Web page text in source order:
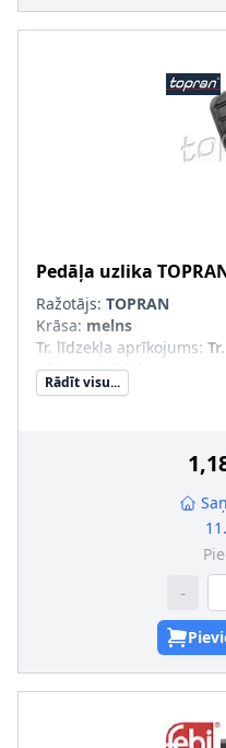
Pedāļa uzlika
Ražotājs: TOPRAN
Krāsa: melns
Tr. līdzekļa aprīkojums:
pārnesumkārbu
Papildu artikuls/Papildu
Rādīt visu...
-